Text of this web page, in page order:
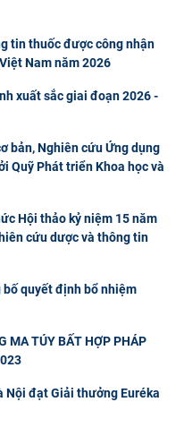
tin thuốc được công nhận
Nam năm 2026
xuất sắc giai đoạn 2026 -
bản, Nghiên cứu Ứng dụng
Quỹ Phát triển Khoa học và
Hội thảo kỷ niệm 15 năm
cứu dược và thông tin
quyết định bổ nhiệm
MA TÚY BẤT HỢP PHÁP
Nội đạt Giải thưởng Euréka